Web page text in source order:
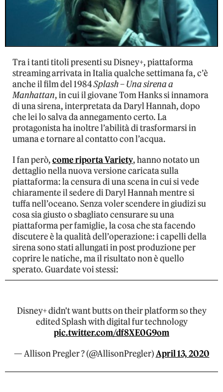
Tra i tanti titoli presenti su Disney+, piattaforma
streaming arrivata in Italia qualche settimana fa, c’è
anche il film del 1984Splash – Una sirena a
Manhattan, in cui il giovane Tom Hanks si innamora
di una sirena, interpretata da Daryl Hannah, dopo
che lei lo salva da annegamento certo. La
protagonista ha inoltre l’abilità di trasformarsi in
umana e tornare al contatto con l’acqua.
I fan però,come riporta Variety, hanno notato un
dettaglio nella nuova versione caricata sulla
piattaforma: la censura di una scena in cui si vede
chiaramente il sedere di Daryl Hannah mentre si
tuffa nell’oceano. Senza voler scendere in giudizi su
cosa sia giusto o sbagliato censurare su una
piattaforma per famiglie, la cosa che sta facendo
discutere è la qualità dell’operazione: i capelli della
sirena sono stati allungati in post produzione per
coprire le natiche, ma il risultato non è quello
sperato. Guardate voi stessi:
Disney+ didn't want butts on their platform so they
edited Splash with digital fur technology
pic.twitter.com/df8XE0G9om
— Allison Pregler ? (@AllisonPregler)April 13, 2020